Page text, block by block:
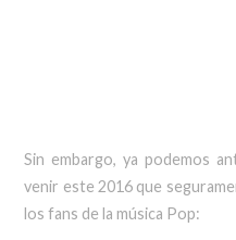
Sin embargo, ya podemos
venir este 2016 que
los fans de la música Pop: